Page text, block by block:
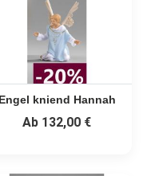
Engel kniend Hannah
Ab 132,00 €